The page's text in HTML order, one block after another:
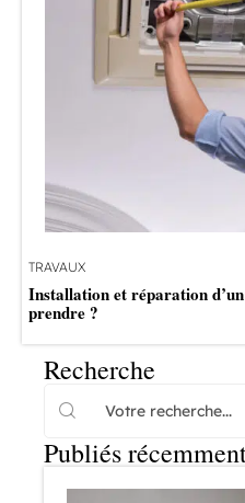
TRAVAUX
Installation et réparation
prendre ?
Recherche
Publiés